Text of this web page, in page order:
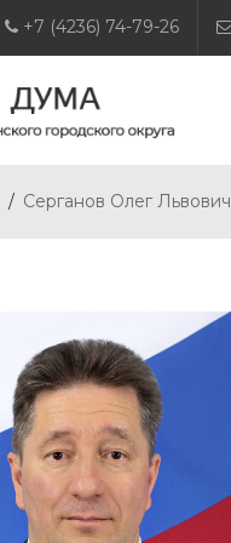
+7 (4236) 74-79-26
Серганов Олег Львович